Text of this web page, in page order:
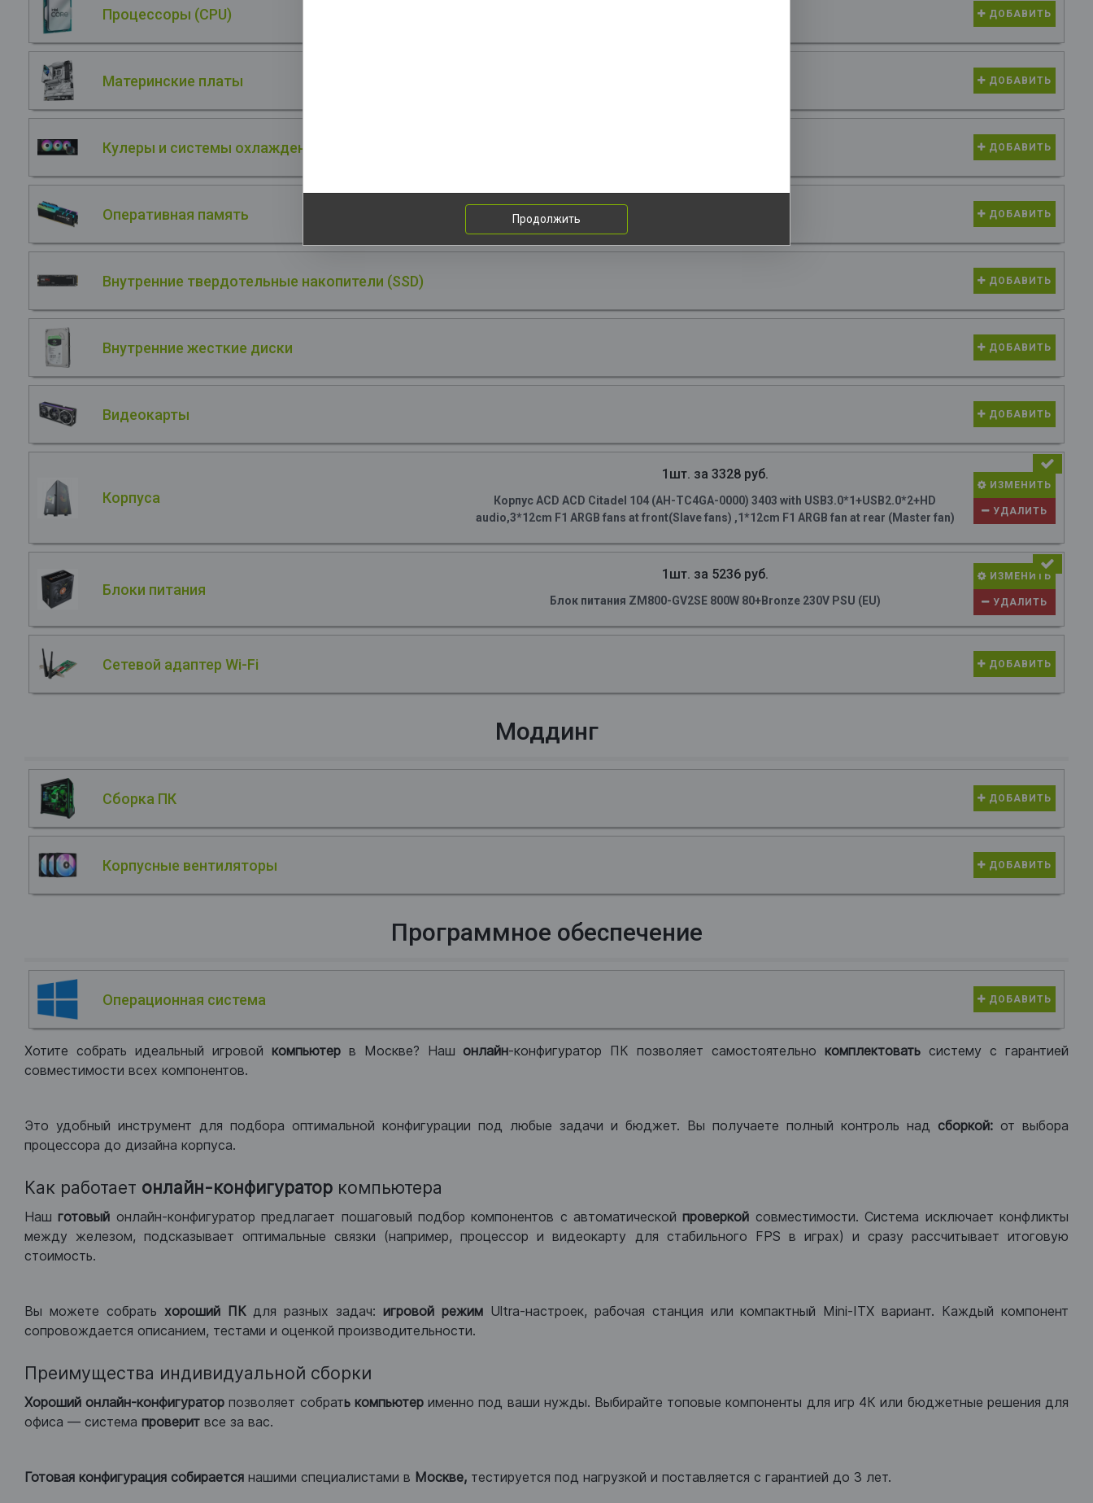
Процессоры (CPU) ДОБАВИТЬ
Материнские платы ДОБАВИТЬ
Кулеры и системы охлаждения ДОБАВИТЬ
Оперативная память ДОБАВИТЬ
Внутренние твердотельные накопители (SSD) ДОБАВИТЬ
Внутренние жесткие диски ДОБАВИТЬ
Видеокарты ДОБАВИТЬ
Корпуса
1шт. за 3328 руб.
Корпус ACD ACD Citadel 104 (AH-TC4GA-0000) 3403 with USB3.0*1+USB2.0*2+HD
audio,3*12cm F1 ARGB fans at front(Slave fans) ,1*12cm F1 ARGB fan at rear (Master fan)
ИЗМЕНИТЬ
УДАЛИТЬ
Блоки питания
1шт. за 5236 руб.
Блок питания ZM800-GV2SE 800W 80+Bronze 230V PSU (EU)
ИЗМЕНИТЬ
УДАЛИТЬ
Сетевой адаптер Wi-Fi ДОБАВИТЬ
Моддинг
Сборка ПК ДОБАВИТЬ
Корпусные вентиляторы ДОБАВИТЬ
Программное обеспечение
Операционная система ДОБАВИТЬ
Хотите собрать идеальный игровой компьютер в Москве? Нашонлайн-конфигуратор ПК позволяет самостоятельно комплектоватьсистему с гарантией
совместимости всех компонентов.
Это удобный инструмент для подбора оптимальной конфигурации под любые задачи и бюджет. Вы получаете полный контроль над сборкой: от выбора
процессора до дизайна корпуса.
Как работает онлайн-конфигуратор компьютера
Нашготовый онлайн-конфигуратор предлагает пошаговый подбор компонентов с автоматическойпроверкой совместимости. Система исключает конфликты
между железом, подсказывает оптимальные связки (например, процессор и видеокарту для стабильного FPS в играх) и сразу рассчитывает итоговую
стоимость.
Вы можете собрать хороший ПКдля разных задач:игровой режим Ultra-настроек, рабочая станция или компактный Mini-ITX вариант. Каждый компонент
сопровождается описанием, тестами и оценкой производительности.
Преимущества индивидуальной сборки
Хороший онлайн-конфигуратор позволяет собрать компьютерименно под ваши нужды. Выбирайте топовые компоненты для игр 4К или бюджетные решения для
офиса — система проверит все за вас.
Готовая конфигурация собирается нашими специалистами в Москве, тестируется под нагрузкой и поставляется с гарантией до 3 лет.
Продолжить